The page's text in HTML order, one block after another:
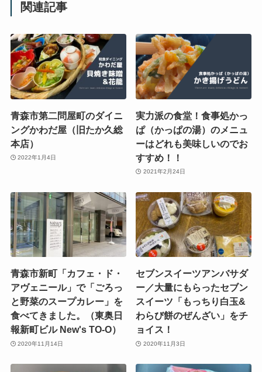
関連記事
青森市第二問屋町のダイニ
ングかわだ屋（旧たか久総
本店）
2022年1月4日
実力派の食堂！食事処かっ
ぱ（かっぱの湯）のメニュ
ーはどれも美味しいのでお
すすめ！！
2021年2月24日
青森市新町「カフェ・ド・
アヴェニール」で「ごろっ
と野菜のスープカレー」を
食べてきました。（東奥日
報新町ビル New's TO-O）
2020年11月14日
セブンスイーツアンバサダ
ー／大量にもらったセブン
スイーツ「もっちり白玉&
わらび餅のぜんざい」をチ
ョイス！
2020年11月3日